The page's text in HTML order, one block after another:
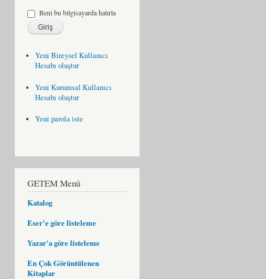
Beni bu bilgisayarda hatırla
Yeni Bireysel Kullanıcı
Hesabı oluştur
Yeni Kurumsal Kullanıcı
Hesabı oluştur
Yeni parola iste
GETEM Menü
Katalog
Eser'e göre listeleme
Yazar'a göre listeleme
En Çok Görüntülenen
Kitaplar